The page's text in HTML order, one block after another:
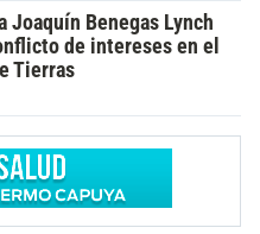
Joaquín Benegas Lynch
de intereses en el
Tierras